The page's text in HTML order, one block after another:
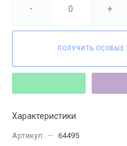
- +
ПОЛУЧИТЬ ОСОБЫЕ
Характеристики
Артикул — 64495